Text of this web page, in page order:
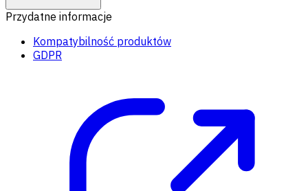
Przydatne informacje
Kompatybilność produktów
GDPR